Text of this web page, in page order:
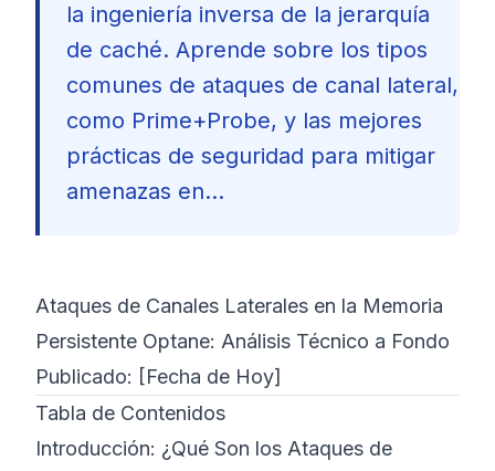
🇪🇸
la ingeniería inversa de la jerarquía
de caché. Aprende sobre los tipos
comunes de ataques de canal lateral,
como Prime+Probe, y las mejores
prácticas de seguridad para mitigar
amenazas en...
Ataques de Canales Laterales en la Memoria
Persistente Optane: Análisis Técnico a Fondo
Publicado: [Fecha de Hoy]
Tabla de Contenidos
Introducción: ¿Qué Son los Ataques de